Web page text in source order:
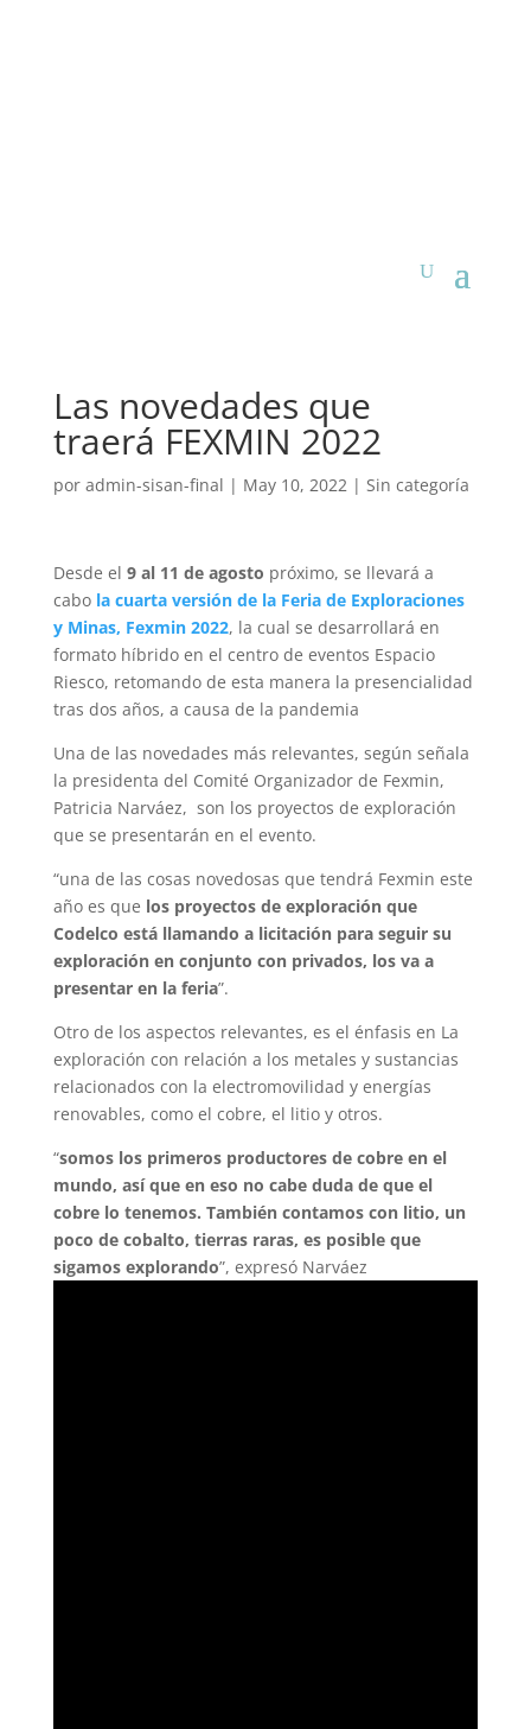
Las novedades que
traerá FEXMIN 2022
por admin-sisan-final | May 10, 2022| Sin categoría
Desde el 9 al 11 de agosto próximo, se llevará a
cabo la cuarta versión de la Feria de Exploraciones
y Minas, Fexmin 2022, la cual se desarrollará en
formato híbrido en el centro de eventos Espacio
Riesco, retomando de esta manera la presencialidad
tras dos años, a causa de la pandemia
Una de las novedades más relevantes, según señala
la presidenta del Comité Organizador de Fexmin,
Patricia Narváez, son los proyectos de exploración
que se presentarán en el evento.
“una de las cosas novedosas que tendrá Fexmin este
año es que los proyectos de exploración que
Codelco está llamando a licitación para seguir su
exploración en conjunto con privados, los va a
presentar en la feria”.
Otro de los aspectos relevantes, es el énfasis en La
exploración con relación a los metales y sustancias
relacionados con la electromovilidad y energías
renovables, como el cobre, el litio y otros.
“somos los primeros productores de cobre en el
mundo, así que en eso no cabe duda de que el
cobre lo tenemos. También contamos con litio, un
poco de cobalto, tierras raras, es posible que
sigamos explorando”, expresó Narváez